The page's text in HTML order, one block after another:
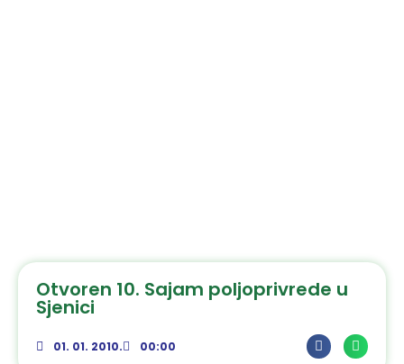
Otvoren 10. Sajam poljoprivrede u
Sjenici
01. 01. 2010. 00:00